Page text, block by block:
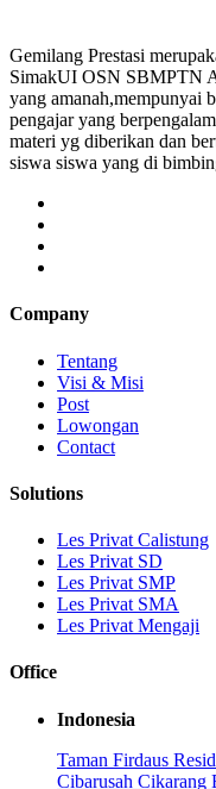
Gemilang Prestasi
SimakUI OSN SBMPTN
yang amanah,mempunyai
pengajar yang
materi yg diberikan dan
siswa siswa yang di
Company
Tentang
Visi & Misi
Post
Lowongan
Contact
Solutions
Les Privat Calistung
Les Privat SD
Les Privat SMP
Les Privat SMA
Les Privat Mengaji
Office
Indonesia
Taman Firdaus
Cibarusah Cikarang